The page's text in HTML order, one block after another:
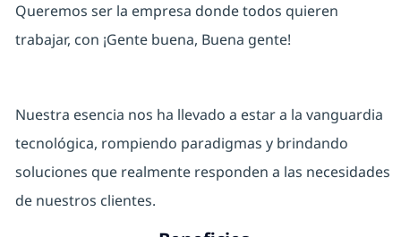
Queremos ser la empresa donde todos quieren
trabajar, con ¡Gente buena, Buena gente!
Nuestra esencia nos ha llevado a estar a la vanguardia
tecnológica, rompiendo paradigmas y brindando
soluciones que realmente responden a las necesidades
de nuestros clientes.